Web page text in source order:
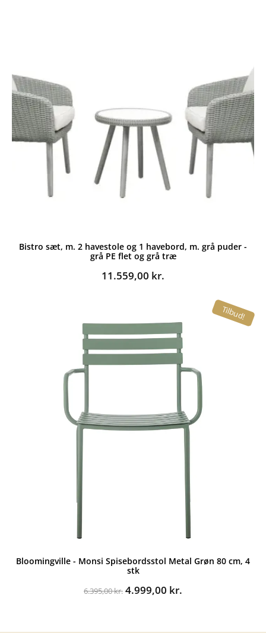
Bistro sæt, m. 2 havestole og 1 havebord, m. grå puder -
grå PE flet og grå træ
11.559,00 kr.
Tilbud!
Bloomingville - Monsi Spisebordsstol Metal Grøn 80 cm, 4
stk
6.395,00kr. Den
4.999,00 kr.